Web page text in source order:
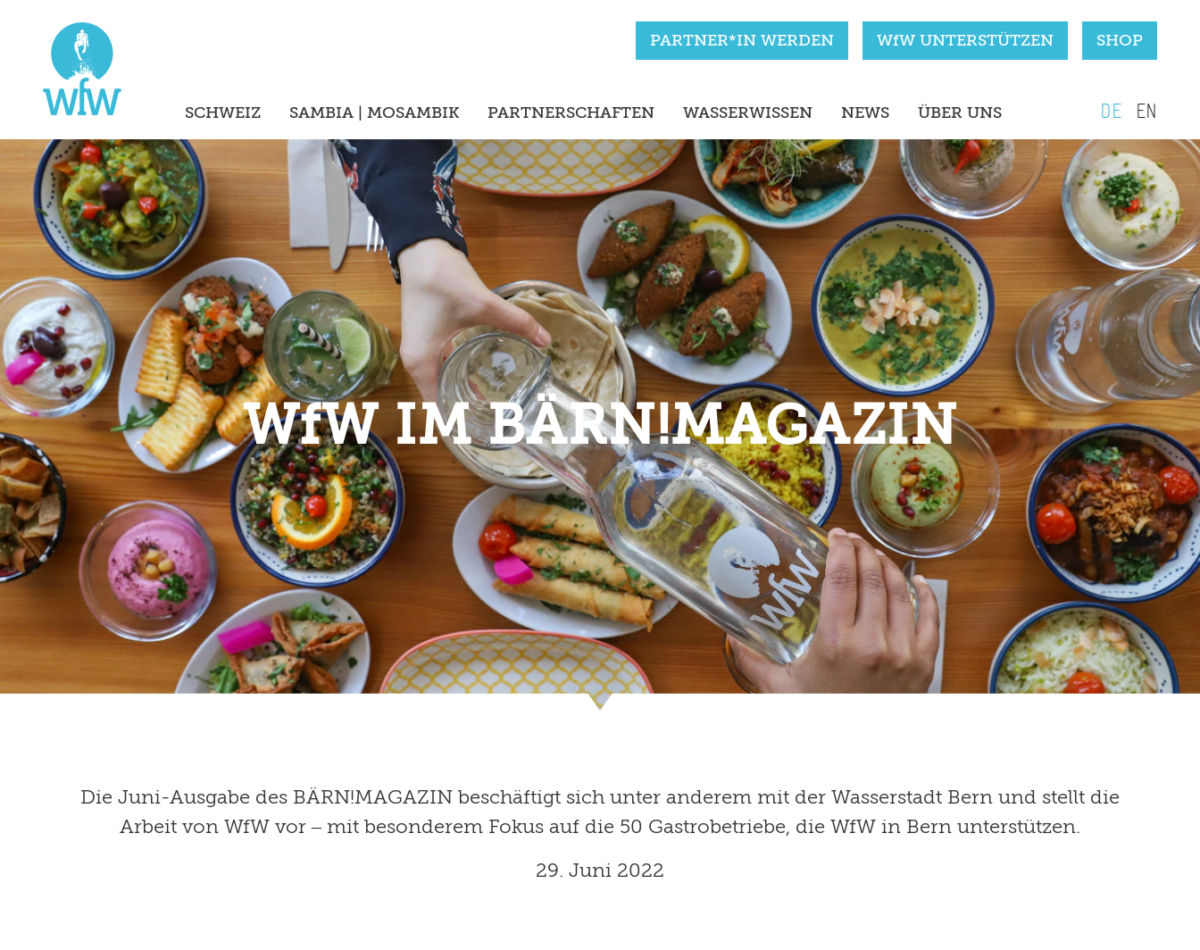
PARTNER*IN WERDEN WfW UNTERSTÜTZEN SHOP
SCHWEIZ SAMBIA | MOSAMBIK PARTNERSCHAFTEN WASSERWISSEN NEWS ÜBER UNS DE EN
WfW IM BÄRN!MAGAZIN
Die Juni-Ausgabe des BÄRN!MAGAZIN beschäftigt sich unter anderem mit der Wasserstadt Bern und stellt die
Arbeit von WfW vor – mit besonderem Fokus auf die 50 Gastrobetriebe, die WfW in Bern unterstützen.
29. Juni 2022